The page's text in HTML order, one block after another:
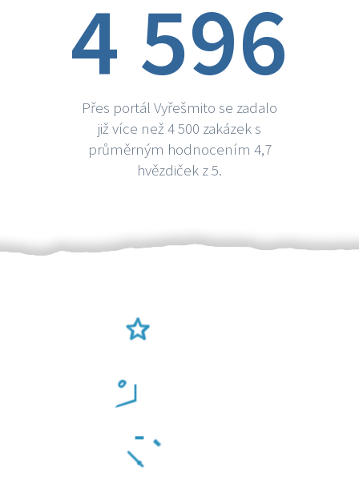
4 596
Přes portál Vyřešmito se zadalo
již více než 4 500 zakázek s
průměrným hodnocením 4,7
hvězdiček z 5.